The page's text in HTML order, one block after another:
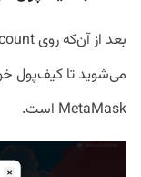
می‌شوید تا کیف‌پول
MetaMask است.